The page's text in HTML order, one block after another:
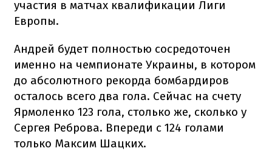
участия в матчах квалификации Лиги
Европы.
Андрей будет полностью сосредоточен
именно на чемпионате Украины, в котором
до абсолютного рекорда бомбардиров
осталось всего два гола. Сейчас на счету
Ярмоленко 123 гола, столько же, сколько у
Сергея Реброва. Впереди с 124 голами
только Максим Шацких.